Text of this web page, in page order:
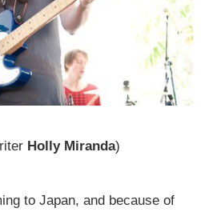
Holly Miranda)
to Japan, and because of